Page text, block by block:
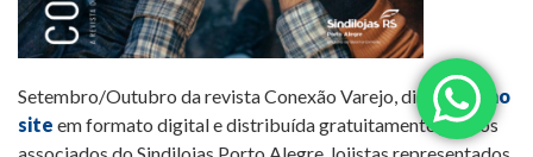
Setembro/Outubro da revista Conexão Varejo, disponível
no
site em formato digital e distribuída gratuitamente para os